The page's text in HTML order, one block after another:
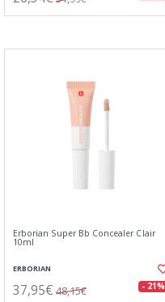
Erborian Super Bb Concealer Clair
10ml
ERBORIAN
37,95€ 48,15€ - 21%